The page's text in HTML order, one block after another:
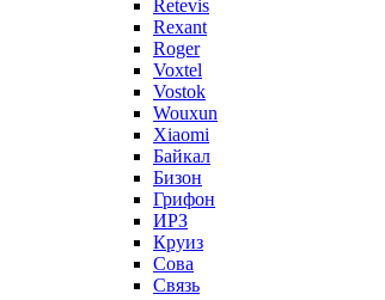
Retevis
Rexant
Roger
Voxtel
Vostok
Wouxun
Xiaomi
Байкал
Бизон
Грифон
ИРЗ
Круиз
Сова
Связь